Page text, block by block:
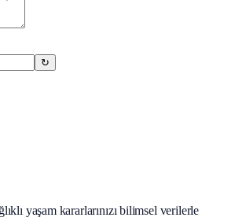
↻
yaşam kararlarınızı bilimsel verilerle